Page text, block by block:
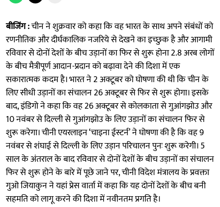
बीजिंग :चीन ने शुक्रवार को कहा कि वह भारत के साथ अपने संबंधों को
रणनीतिक और दीर्घकालिक नजरिये से देखने का इच्छुक है और आगामी
रविवार से दोनों देशों के बीच उड़ानों का फिर से शुरू होना 2.8 अरब लोगों
के बीच मैत्रीपूर्ण आदान-प्रदान को बढ़ावा देने की दिशा में एक
सकारात्मक कदम है। भारत ने 2 अक्टूबर को घोषणा की थी कि चीन के
लिए सीधी उड़ानों का संचालन 26 अक्टूबर से फिर से शुरू होगा। इसके
बाद, इंडिगो ने कहा कि वह 26 अक्टूबर से कोलकाता से गुआंगझोउ और
10 नवंबर से दिल्ली से गुआंगझोउ के लिए उड़ानों का संचालन फिर से
शुरू करेगा। चीनी एयरलाइन ‘चाइना ईस्टर्न’ ने घोषणा की है कि वह 9
नवंबर से शंघाई से दिल्ली के लिए उड़ान परिचालन पुनः शुरू करेगी। 5
साल के अंतराल के बाद रविवार से दोनों देशों के बीच उड़ानों का संचालन
फिर से शुरू होने के बारे में पूछे जाने पर, चीनी विदेश मंत्रालय के प्रवक्ता
गुओ जियाकुन ने यहां प्रेस वार्ता में कहा कि यह दोनों देशों के बीच बनी
सहमति को लागू करने की दिशा में नवीनतम प्रगति है।